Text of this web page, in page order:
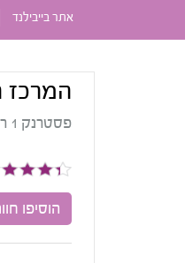
אתר בייבילנד
המרכז
פסטרנק 1 רחובות
הוסיפו